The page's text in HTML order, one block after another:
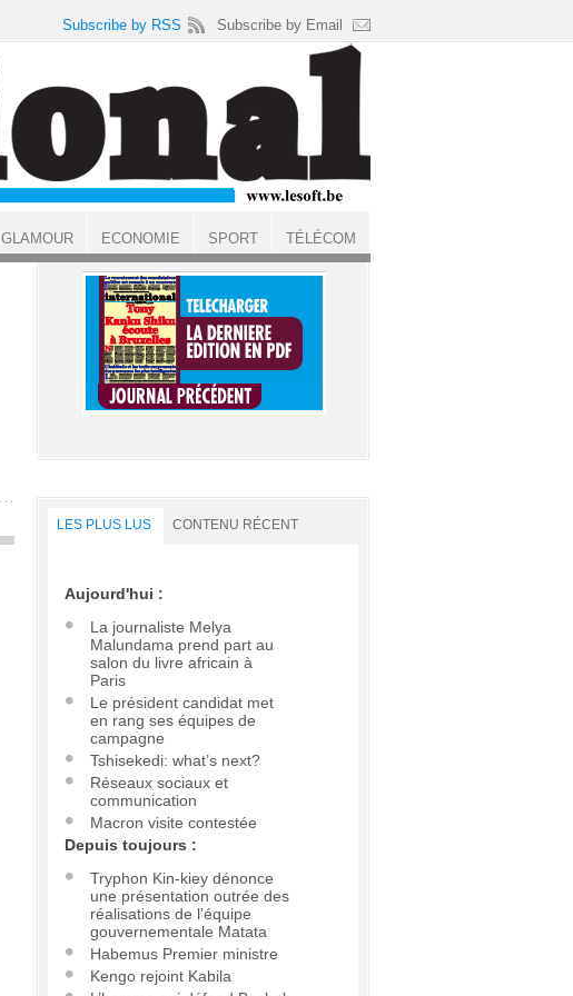
LES PLUS LUS CONTENU RÉCENT
Aujourd'hui :
La journaliste Melya
Malundama prend part au
salon du livre africain à
Paris
Le président candidat met
en rang ses équipes de
campagne
Tshisekedi: what’s next?
Réseaux sociaux et
communication
Macron visite contestée
Depuis toujours :
Tryphon Kin-kiey dénonce
une présentation outrée des
réalisations de l’équipe
gouvernementale Matata
Habemus Premier ministre
Kengo rejoint Kabila
Subscribe by RSS Subscribe by Email
GLAMOUR ECONOMIE SPORT TÉLÉCOM